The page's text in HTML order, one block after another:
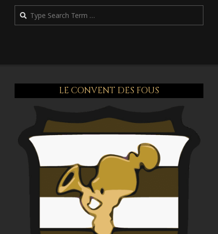
Rechercher
LE CONVENT DES FOUS